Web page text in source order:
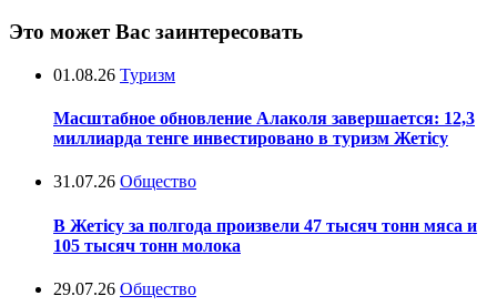
Это может Вас заинтересовать
01.08.26 Туризм
Масштабное обновление Алаколя завершается: 12,3
миллиарда тенге инвестировано в туризм Жетісу
31.07.26 Общество
В Жетісу за полгода произвели 47 тысяч тонн мяса и
105 тысяч тонн молока
29.07.26 Общество